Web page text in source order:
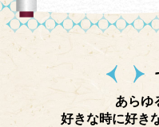
あらゆ
好きな時に好き